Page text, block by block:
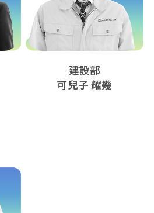
建設部
可兒子 耀幾